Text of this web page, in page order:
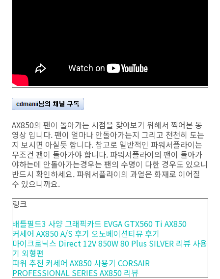
AX850의 팬이 돌아가는 시점을 찾아보기 위해서 찍어본 동
영상 입니다. 팬이 얼마나 안돌아가는지 그리고 천천히 도는
지 보시면 아실듯 합니다. 참고로 일반적인 파워서플라이는
무조건 팬이 돌아가야 합니다. 파워서플라이의 팬이 돌아가
야하는데 안돌아가는경우는 팬의 수명이 다한 경우도 있으니
반드시 확인하세요. 파워서플라이의 과열은 화재로 이어질
수 있으니까요.
링크
배틀필드3 사양 그래픽카드 EVGA GTX560 Ti AX850
커세어 AX850 A/S 후기 오노베이션티뮤 후기
마이크로닉스 Direct 12V 850W 80 Plus SILVER 리뷰 사용
기 외형편
파워 추천 커세어 AX850 사용기 CORSAIR
PROFESSIONAL SERIES AX850 리뷰